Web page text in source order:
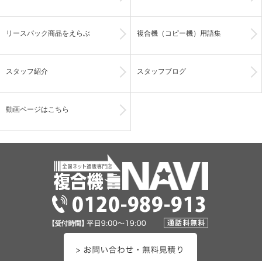
リースパック商品をえらぶ 複合機（コピー機）用語集
スタッフ紹介 スタッフブログ
動画ページはこちら